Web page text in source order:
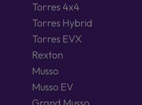
Torres 4x4
Torres Hybrid
Torres EVX
Rexton
Musso
Musso EV